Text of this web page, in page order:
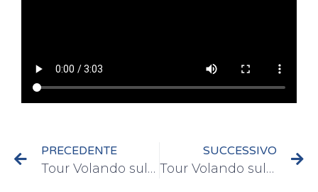
PRECEDENTE
Tour Volando sulle onde della vita – Gallipoli 28/06/2015
SUCCESSIVO
Tour Volando sulle onde della vita – Termoli 1/07/2015